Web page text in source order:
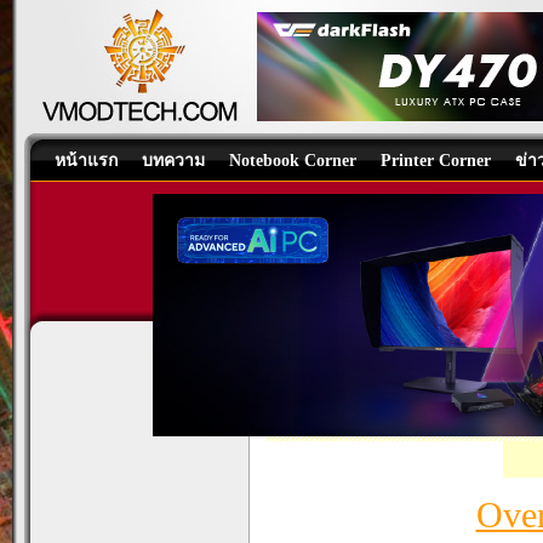
หน้าแรก บทความ Notebook Corner Printer Corner ข่า
HIS AMD Radeon HD 6870
บทความโดย: